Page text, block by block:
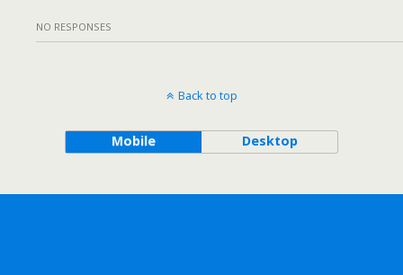
NO RESPONSES
Back to top
Mobile Desktop